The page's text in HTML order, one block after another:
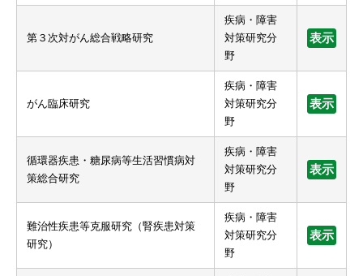
第３次対がん総合戦略研究
疾病・障害
対策研究分
野
表示
がん臨床研究
疾病・障害
対策研究分
野
表示
循環器疾患・糖尿病等生活習慣病対
策総合研究
疾病・障害
対策研究分
野
表示
難治性疾患等克服研究（腎疾患対策
研究）
疾病・障害
対策研究分
野
表示